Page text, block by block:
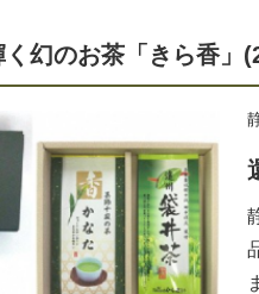
幻のお茶「きら香」